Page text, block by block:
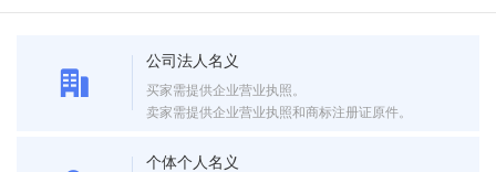
公司法人名义
买家需提供企业营业执照。
卖家需提供企业营业执照和商标注册证原件。
个体个人名义